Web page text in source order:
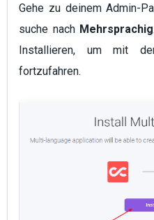
Gehe zu deinem Admin-
suche nach Mehrsprachig
Installieren, um mit
fortzufahren.